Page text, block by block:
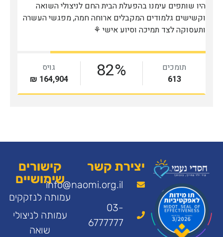
יצירת קשר
info@naomi.org.il
03-
6777777
קישורים
שימושיים
עמותה לנזקקים
עמותה לניצולי
שואה